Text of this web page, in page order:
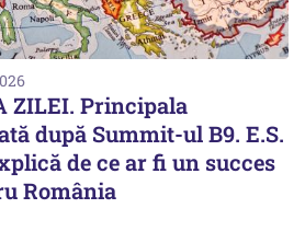
ZILEI. Principala
după Summit-ul B9. E.S.
de ce ar fi un succes
România